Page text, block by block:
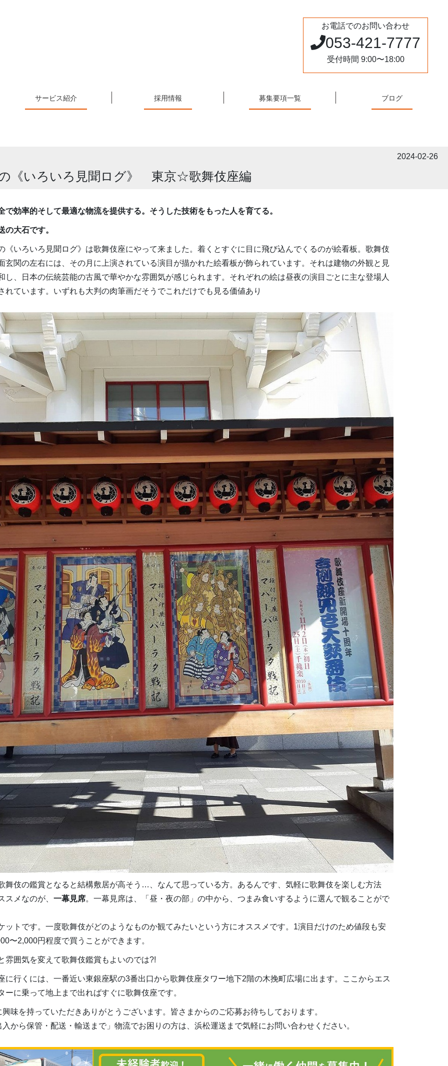
お電話でのお問い合わせ
053-421-7777
受付時間 9:00〜18:00
サービス紹介 採用情報 募集要項一覧 ブログ
2024-02-26
《いろいろ見聞ログ》 東京☆歌舞伎座編
で効率的そして最適な物流を提供する。そうした技術をもった人を育てる。
の大石です。
いろいろ見聞ログ》は歌舞伎座にやって来ました。着くとすぐに目に飛び込んでくるのが絵看板。歌舞伎
玄関の左右には、その月に上演されている演目が描かれた絵看板が飾られています。それは建物の外観と見
し、日本の伝統芸能の古風で華やかな雰囲気が感じられます。それぞれの絵は昼夜の演目ごとに主な登場人
れています。いずれも大判の肉筆画だそうでこれだけでも見る価値あり
舞伎の鑑賞となると結構敷居が高そう…、なんて思っている方。 あるんです、気軽に歌舞伎を楽しむ方法
スメなのが、 一幕見席。一幕見席は、「昼・夜の部」の中から、つまみ食いするように選んで観ることがで
ットです。一度歌舞伎がどのようなものか観てみたいという方にオススメです。 1演目だけのため値段も安
〜2,000円程度で買うことができます。
雰囲気を変えて歌舞伎鑑賞もよいのでは?!
に行くには、一番近い東銀座駅の3番出口から歌舞伎座タワー地下2階の木挽町広場に出ます。ここからエス
ーに乗って地上まで出ればすぐに歌舞伎座です。
味を持っていただきありがとうございます。皆さまからのご応募お待ちしております。
から保管・配送・輸送まで」物流でお困りの方は、浜松運送まで気軽にお問い合わせください。